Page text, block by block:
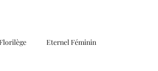
Eternel Féminin